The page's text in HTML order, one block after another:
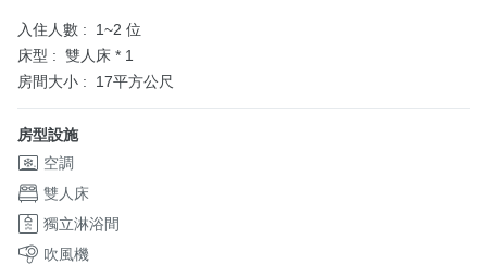
入住人數 :
1~2 位
床型 : 雙人床 * 1
房間大小 :
17平方公尺
房型設施
空調
雙人床
獨立淋浴間
吹風機